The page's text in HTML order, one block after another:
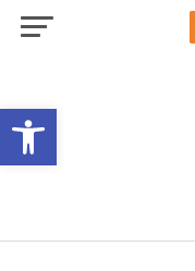
Open toolbar